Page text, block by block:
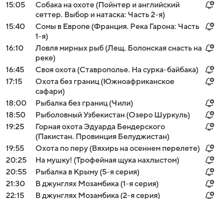
15:05
Собака на охоте (Пойнтер и английский
сеттер. Выбор и натаска: Часть 2-я)
15:40
Сомы в Европе (Франция. Река Гарона: Часть
1-я)
16:10
Ловля мирных рыб (Лещ. Болонская снасть на
реке)
16:45
Своя охота (Ставрополье. На сурка-байбака)
17:15
Охота без границ (Южноафриканское
сафари)
18:00
Рыбалка без границ (Чили)
18:50
Рыболовный Узбекистан (Озеро Шуркуль)
19:25
Горная охота Эдуарда Бендерского
(Пакистан. Провинция Белуджистан)
19:55
Охота по перу (Вяхирь на осеннем перелете)
20:25
На мушку! (Трофейная щука нахлыстом)
20:55
Рыбалка в Крыму (5-я серия)
21:30
В джунглях Мозамбика (1-я серия)
22:15
В джунглях Мозамбика (2-я серия)